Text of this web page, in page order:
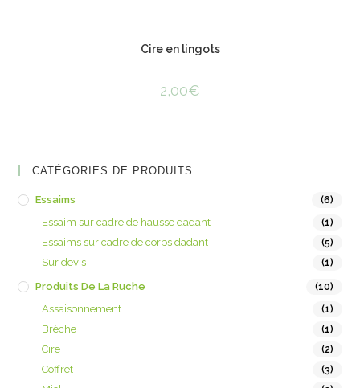
Cire en lingots
2,00€
CATÉGORIES DE PRODUITS
Essaims (6)
Essaim sur cadre de hausse dadant (1)
Essaims sur cadre de corps dadant (5)
Sur devis (1)
Produits De La Ruche (10)
Assaisonnement (1)
Brèche (1)
Cire (2)
Coffret (3)